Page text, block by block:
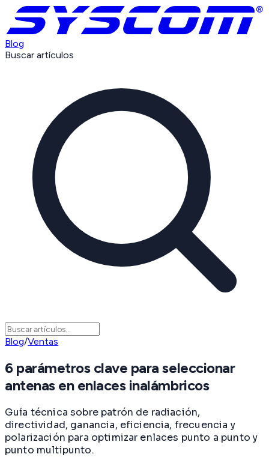
Blog
Buscar artículos
Blog/Ventas
6 parámetros clave para seleccionar
antenas en enlaces inalámbricos
Guía técnica sobre patrón de radiación,
directividad, ganancia, eficiencia, frecuencia y
polarización para optimizar enlaces punto a punto y
punto multipunto.